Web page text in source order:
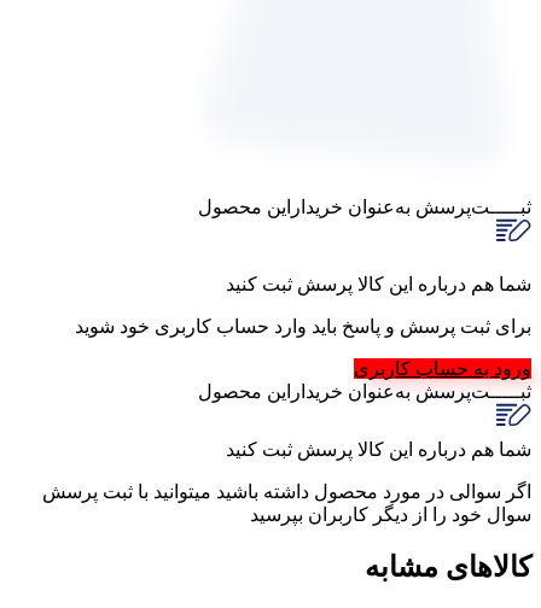
ثبـــــت‌پرسش به‌عنوان ‌خریدار‌این‌ محصول
شما هم درباره این کالا پرسش ثبت کنید
برای ثبت پرسش و پاسخ باید وارد حساب کاربری خود شوید
ورود به حساب کاربری
ثبـــــت‌پرسشبه‌عنوان ‌خریدار‌این‌ محصول
شما هم درباره این کالا پرسش ثبت کنید
اگر سوالی در مورد محصول داشته باشید میتوانید با ثبت پرسش
سوال خود را از دیگر کاربران بپرسید
کالاهای مشابه